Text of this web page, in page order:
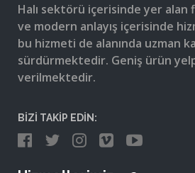
Halı sektörü içerisinde yer alan
ve modern anlayış içerisinde
bu hizmeti de alanında uzman
sürdürmektedir. Geniş ürün
verilmektedir.
BİZİ TAKİP EDİN: